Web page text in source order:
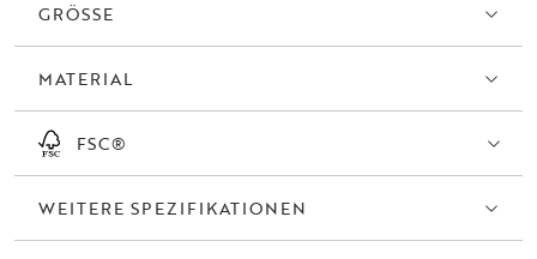
GRÖSSE
MATERIAL
FSC®
WEITERE SPEZIFIKATIONEN